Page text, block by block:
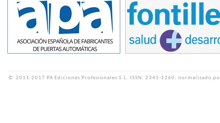
© 2011-2017 PA Ediciones Profesionales S.L. ISSN: 2341-1260, normalizado